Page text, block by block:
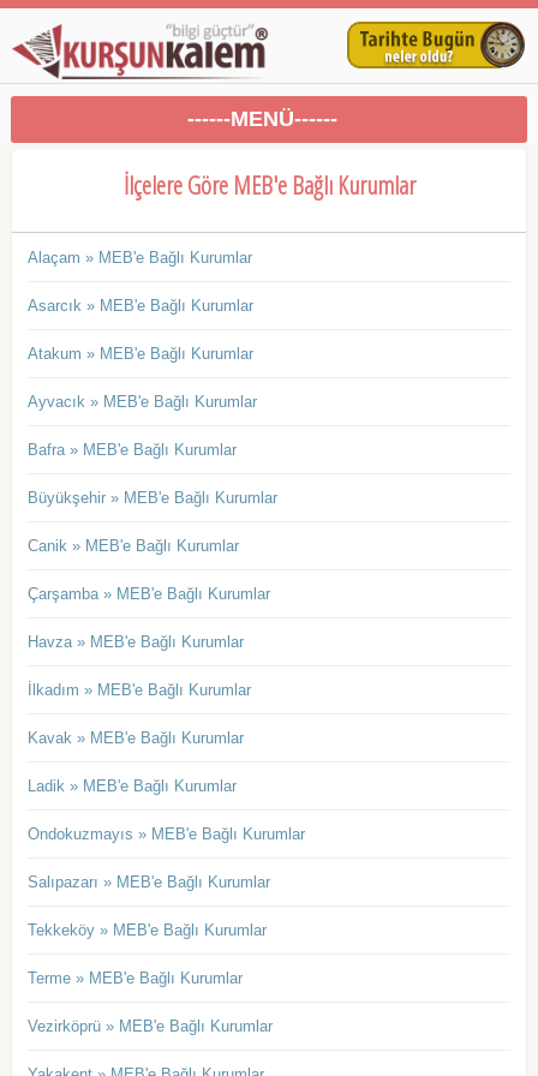
------MENÜ------
İlçelere Göre MEB'e Bağlı Kurumlar
Alaçam » MEB'e Bağlı Kurumlar
Asarcık » MEB'e Bağlı Kurumlar
Atakum » MEB'e Bağlı Kurumlar
Ayvacık » MEB'e Bağlı Kurumlar
Bafra » MEB'e Bağlı Kurumlar
Büyükşehir » MEB'e Bağlı Kurumlar
Canik » MEB'e Bağlı Kurumlar
Çarşamba » MEB'e Bağlı Kurumlar
Havza » MEB'e Bağlı Kurumlar
İlkadım » MEB'e Bağlı Kurumlar
Kavak » MEB'e Bağlı Kurumlar
Ladik » MEB'e Bağlı Kurumlar
Ondokuzmayıs » MEB'e Bağlı Kurumlar
Salıpazarı » MEB'e Bağlı Kurumlar
Tekkeköy » MEB'e Bağlı Kurumlar
Terme » MEB'e Bağlı Kurumlar
Vezirköprü » MEB'e Bağlı Kurumlar